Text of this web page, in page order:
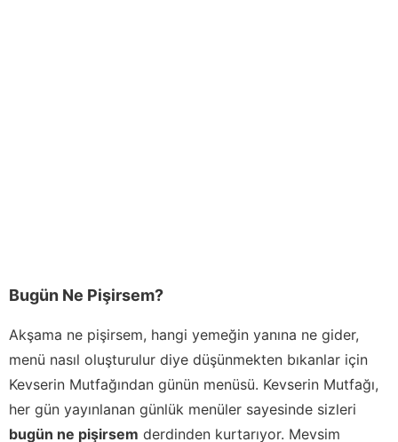
Bugün Ne Pişirsem?
Akşama ne pişirsem, hangi yemeğin yanına ne gider,
menü nasıl oluşturulur diye düşünmekten bıkanlar için
Kevserin Mutfağından günün menüsü. Kevserin Mutfağı,
her gün yayınlanan günlük menüler sayesinde sizleri
bugün ne pişirsem derdinden kurtarıyor. Mevsim